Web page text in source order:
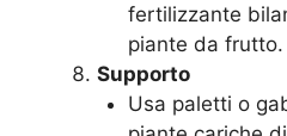
fertilizzante
piante da frutto.
Supporto
Usa paletti o